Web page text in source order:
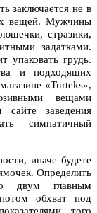
заключается не в
вещей. Мужчины
стразики,
задатками.
упаковать грудь.
и подходящих
«Turteks»,
вещами
сайте заведения
симпатичный
иначе будете
Определить
двум главным
обхват под